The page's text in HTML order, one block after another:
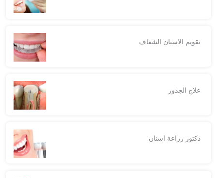
تقويم الاسنان الشفاف
علاج الجذور
دكتور زراعة اسنان